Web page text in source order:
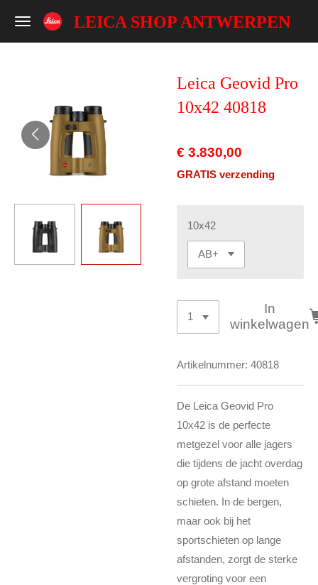
Ga
LEICA SHOP ANTWERPEN
Leica Geovid Pro
10x42 40818
€ 3.830,00
GRATIS verzending
10x42
In
winkelwagen
Artikelnummer: 40818
De Leica Geovid Pro
10x42 is de perfecte
metgezel voor alle jagers
die tijdens de jacht overdag
op grote afstand moeten
schieten. In de bergen,
maar ook bij het
sportschieten op lange
afstanden, zorgt de sterke
vergroting voor een